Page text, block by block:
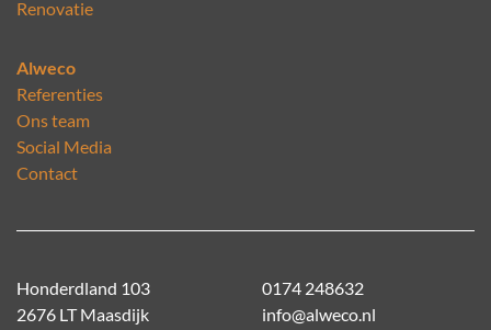
Renovatie
Alweco
Referenties
Ons team
Social Media
Contact
Honderdland 103
2676 LT Maasdijk
0174 248632
info@alweco.nl